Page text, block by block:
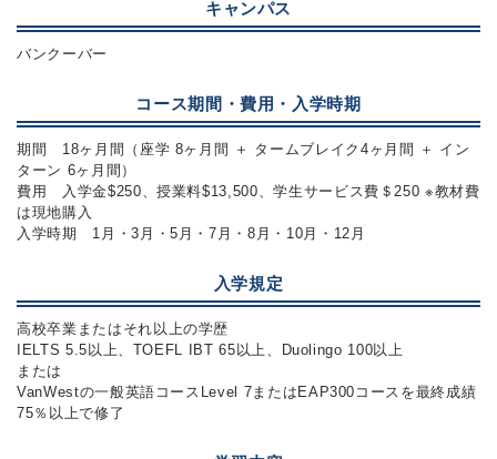
キャンパス
バンクーバー
コース期間・費用・入学時期
期間 18ヶ月間（座学 8ヶ月間 ＋ タームブレイク4ヶ月間 ＋ イン
ターン 6ヶ月間）
費用 入学金$250、授業料$13,500、学生サービス費＄250 ※教材費
は現地購入
入学時期 1月・3月・5月・7月・8月・10月・12月
入学規定
高校卒業またはそれ以上の学歴
IELTS 5.5以上、TOEFL IBT 65以上、Duolingo 100以上
または
VanWestの一般英語コースLevel 7またはEAP300コースを最終成績
75％以上で修了